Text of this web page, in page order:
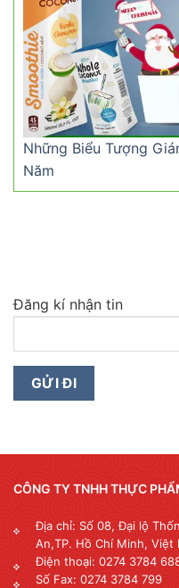
Những Biểu Tượng
Năm
Đăng kí nhận tin
CÔNG TY TNHH THỰC
Địa chỉ: Số 08, Đại lộ
An,TP. Hồ Chí Minh, Việt
Điện thoại: 0274 3784
Số Fax: 0274 3784 799